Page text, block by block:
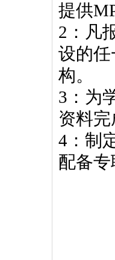
提供
2 ：凡
设的
构。
3 ：为
资料
4 ：制
配备